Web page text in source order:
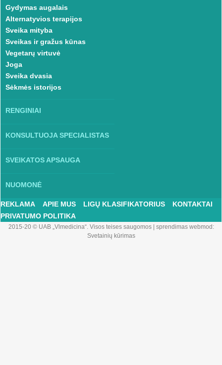
Gydymas augalais
Alternatyvios terapijos
Sveika mityba
Sveikas ir gražus kūnas
Vegetarų virtuvė
Joga
Sveika dvasia
Sėkmės istorijos
RENGINIAI
KONSULTUOJA SPECIALISTAS
SVEIKATOS APSAUGA
NUOMONĖ
REKLAMA APIE MUS LIGŲ KLASIFIKATORIUS
KONTAKTAI
PRIVATUMO POLITIKA
2015-20 © UAB „Vlmedicina“. Visos teises saugomos| sprendimas webmod:
Svetainių kūrimas